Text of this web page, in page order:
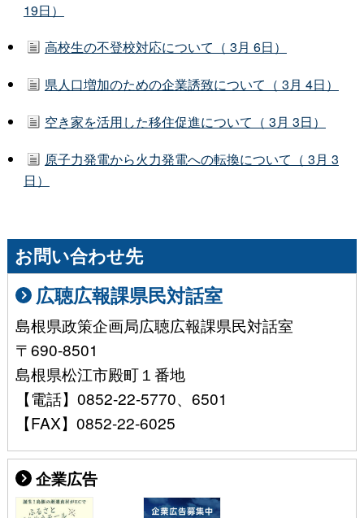
19日）
高校生の不登校対応について（ 3月 6日）
県人口増加のための企業誘致について（ 3月 4日）
空き家を活用した移住促進について（ 3月 3日）
原子力発電から火力発電への転換について（ 3月 3
日）
お問い合わせ先
広聴広報課県民対話室
島根県政策企画局広聴広報課県民対話室
〒690-8501
島根県松江市殿町１番地
【電話】0852-22-5770、6501
【FAX】0852-22-6025
企業広告